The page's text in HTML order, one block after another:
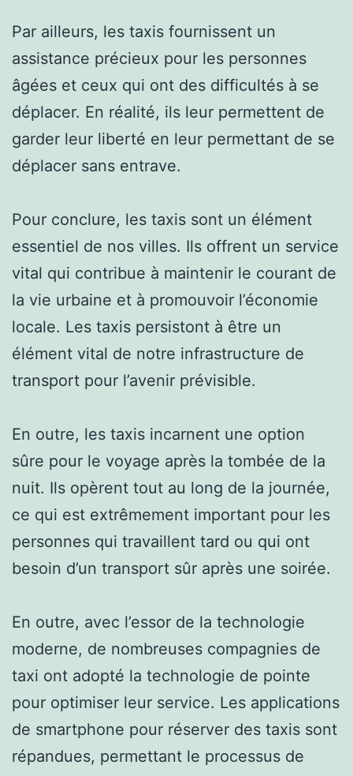
Par ailleurs, les taxis fournissent un
assistance précieux pour les personnes
âgées et ceux qui ont des difficultés à se
déplacer. En réalité, ils leur permettent de
garder leur liberté en leur permettant de se
déplacer sans entrave.
Pour conclure, les taxis sont un élément
essentiel de nos villes. Ils offrent un service
vital qui contribue à maintenir le courant de
la vie urbaine et à promouvoir l’économie
locale. Les taxis persistont à être un
élément vital de notre infrastructure de
transport pour l’avenir prévisible.
En outre, les taxis incarnent une option
sûre pour le voyage après la tombée de la
nuit. Ils opèrent tout au long de la journée,
ce qui est extrêmement important pour les
personnes qui travaillent tard ou qui ont
besoin d’un transport sûr après une soirée.
En outre, avec l’essor de la technologie
moderne, de nombreuses compagnies de
taxi ont adopté la technologie de pointe
pour optimiser leur service. Les applications
de smartphone pour réserver des taxis sont
répandues, permettant le processus de